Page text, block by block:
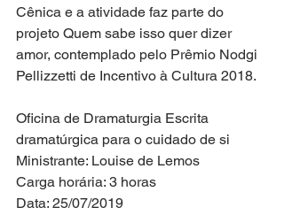
Cênica e a atividade faz parte do
projeto Quem sabe isso quer dizer
amor, contemplado pelo Prêmio Nodgi
Pellizzetti de Incentivo à Cultura 2018.
Oficina de Dramaturgia Escrita
dramatúrgica para o cuidado de si
Ministrante: Louise de Lemos
Carga horária: 3 horas
Data: 25/07/2019